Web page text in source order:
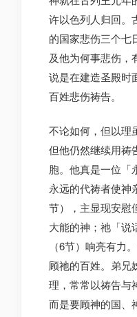
许以色列人归回。
的国家悲伤三个七
及他为何事悲伤，
说是在建造圣殿时
百姓悲伤祷告。
不论如何，但以理
但他仍然继续用祷
胞。他真是一位「
永远的代祷者使神
节），主显现安慰
大能的神；祂「说
（6节）响亮有力
顾祂的百姓。弟兄
理，常常以祷告与
而是要顾神的国、